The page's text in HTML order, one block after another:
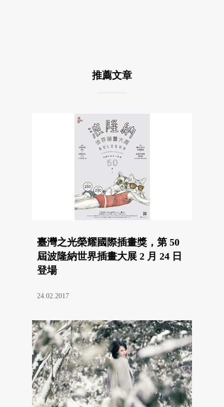
推薦文章
臺灣之光榮耀國際插畫獎，第 50
屆波隆納世界插畫大展 2 月 24 日
登場
24.02.2017